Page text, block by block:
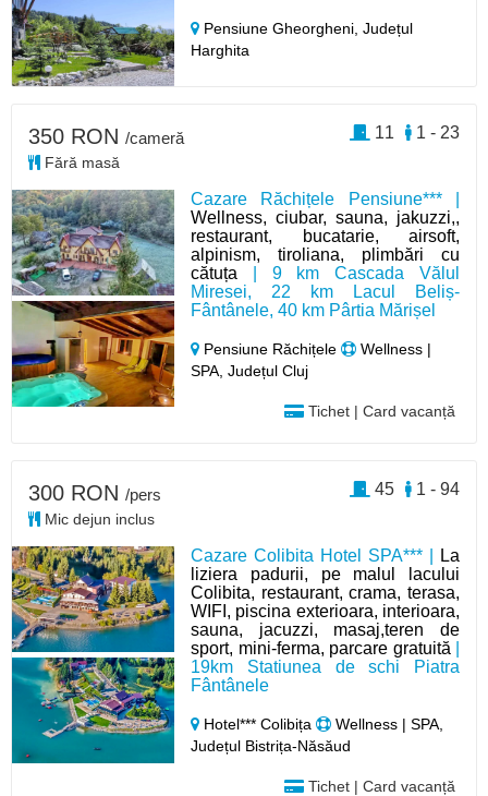
Pensiune Gheorgheni,Județul
Harghita
Cazare Răchițele Pensiune*** |
Wellness, ciubar, sauna, jakuzzi,,
restaurant, bucatarie, airsoft,
alpinism, tiroliana, plimbări cu
cătuța | 9 km Cascada Vălul
Miresei, 22 km Lacul Beliș-
Fântânele, 40 km Pârtia Mărișel
Pensiune Răchițele
Wellness |
SPA, Județul Cluj
Tichet | Card vacanță
350 RON /cameră
Fără masă
1 - 23
11
Cazare Colibita Hotel SPA*** |
La
liziera padurii, pe malul lacului
Colibita, restaurant, crama, terasa,
WIFI, piscina exterioara, interioara,
sauna, jacuzzi, masaj,teren de
sport, mini-ferma, parcare gratuită
19km Statiunea de schi Piatra
Fântânele
Hotel*** Colibița
Wellness | SPA,
Județul Bistrița-Năsăud
Tichet | Card vacanță
300 RON /pers
Mic dejun inclus
1 - 94
45